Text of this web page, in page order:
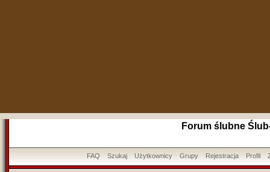
Forum ślubne
FAQ Szukaj Użytkownicy Grupy Rejestracja Profil